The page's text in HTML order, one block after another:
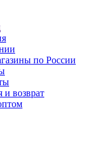
по России
и возврат